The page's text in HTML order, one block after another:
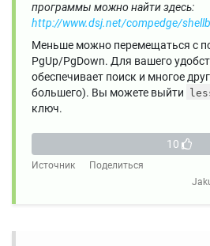
программы можно найти здесь:
http://www.dsj.net/compedge/
Меньше можно перемещаться с
PgUp/PgDown. Для вашего
обеспечивает поиск и многое
большего). Вы можете выйти
ключ.
10
Источник
Поделиться